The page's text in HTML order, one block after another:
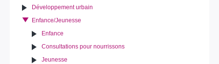
Développement urbain
Enfance/Jeunesse
Enfance
Consultations pour nourrissons
Jeunesse